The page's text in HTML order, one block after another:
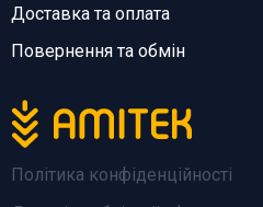
Політика конфіденційності
Доставка та оплата
Повернення та обмін